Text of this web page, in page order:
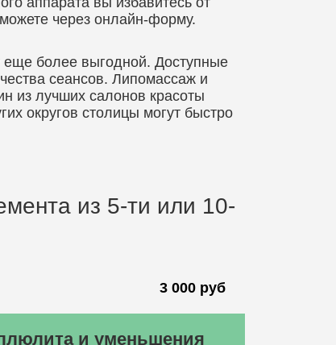
через онлайн-форму.
еще более выгодной. Доступные
сеансов. Липомассаж и
из лучших салонов красоты
округов столицы могут быстро
из 5-ти или 10-
3 000 руб
и уменьшения